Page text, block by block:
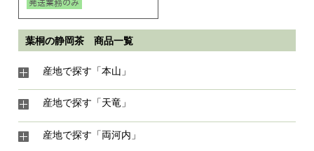
葉桐の静岡茶 商品一覧
産地で探す「本山」
産地で探す「天竜」
産地で探す「両河内」